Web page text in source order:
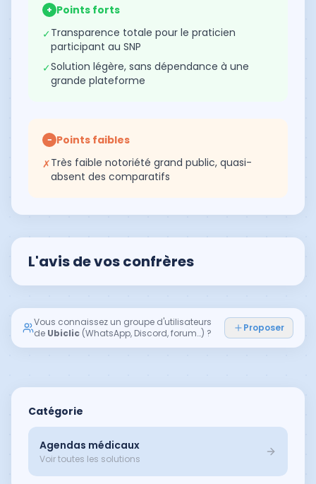
+ Points forts
✓Transparence totale pour le praticien
participant au SNP
✓Solution légère, sans dépendance à une
grande plateforme
− Points faibles
✗Très faible notoriété grand public, quasi-
absent des comparatifs
L'avis de vos confrères
Vous connaissez un groupe d'utilisateurs
de Ubiclic (WhatsApp, Discord, forum…) ? Proposer
Catégorie
Agendas médicaux
Voir toutes les solutions